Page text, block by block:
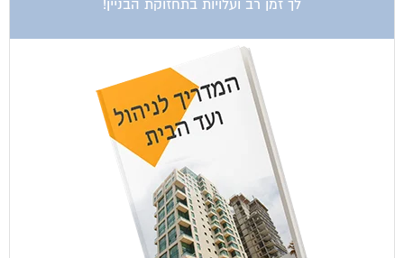
לך זמן רב ועלויות בתחזוקת הבניין!